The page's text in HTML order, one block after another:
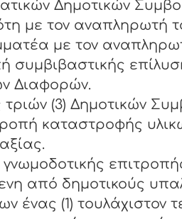
Δημοτικών
με τον αναπληρωτή
με τον
συμβιβαστικής
Διαφορών.
τριών (3) Δημοτικών
καταστροφής
από δημοτικούς
ένας (1) τουλάχιστον